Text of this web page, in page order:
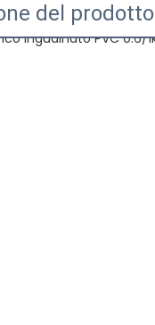
del prodotto